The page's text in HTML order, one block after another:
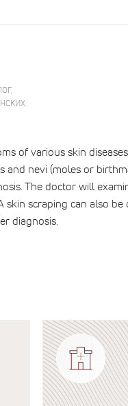
of various skin
nevi (moles or
The doctor will
scraping can also
diagnosis.